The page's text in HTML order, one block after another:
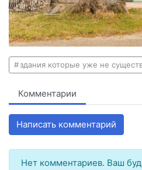
здания которые уже не
Комментарии
Написать комментарий
Нет комментариев. Ваш